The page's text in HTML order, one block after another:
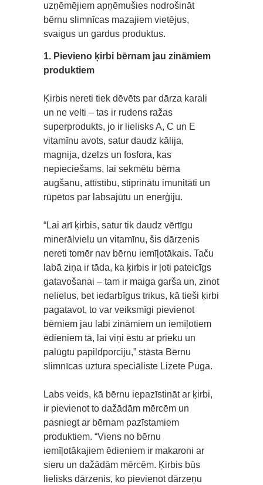
uzņēmējiem apņēmušies nodrošināt
bērnu slimnīcas mazajiem vietējus,
svaigus un gardus produktus.
1. Pievieno ķirbi bērnam jau zināmiem
produktiem
Ķirbis nereti tiek dēvēts par dārza karali
un ne velti – tas ir rudens ražas
superprodukts, jo ir lielisks A, C un E
vitamīnu avots, satur daudz kālija,
magnija, dzelzs un fosfora, kas
nepieciešams, lai sekmētu bērna
augšanu, attīstību, stiprinātu imunitāti un
rūpētos par labsajūtu un enerģiju.
“Lai arī ķirbis, satur tik daudz vērtīgu
minerālvielu un vitamīnu, šis dārzenis
nereti tomēr nav bērnu iemīļotākais. Taču
labā ziņa ir tāda, ka ķirbis ir ļoti pateicīgs
gatavošanai – tam ir maiga garša un, zinot
nelielus, bet iedarbīgus trikus, kā tieši ķirbi
pagatavot, to var veiksmīgi pievienot
bērniem jau labi zināmiem un iemīļotiem
ēdieniem tā, lai viņi ēstu ar prieku un
palūgtu papildporciju,” stāsta Bērnu
slimnīcas uztura speciāliste Lizete Puga.
Labs veids, kā bērnu iepazīstināt ar ķirbi,
ir pievienot to dažādām mērcēm un
pasniegt ar bērnam pazīstamiem
produktiem. “Viens no bērnu
iemīļotākajiem ēdieniem ir makaroni ar
sieru un dažādām mērcēm. Ķirbis būs
lielisks dārzenis, ko pievienot dārzeņu